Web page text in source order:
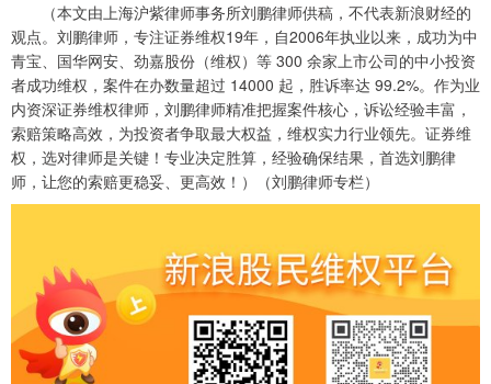
（本文由上海沪紫律师事务所刘鹏律师供稿，不代表新浪财经的
观点。刘鹏律师，专注证券维权19年，自2006年执业以来，成功为中
青宝、国华网安、劲嘉股份（维权）等 300 余家上市公司的中小投资
者成功维权，案件在办数量超过 14000 起，胜诉率达 99.2%。作为业
内资深证券维权律师，刘鹏律师精准把握案件核心，诉讼经验丰富，
索赔策略高效，为投资者争取最大权益，维权实力行业领先。证券维
权，选对律师是关键！专业决定胜算，经验确保结果，首选刘鹏律
师，让您的索赔更稳妥、更高效！）（刘鹏律师专栏）